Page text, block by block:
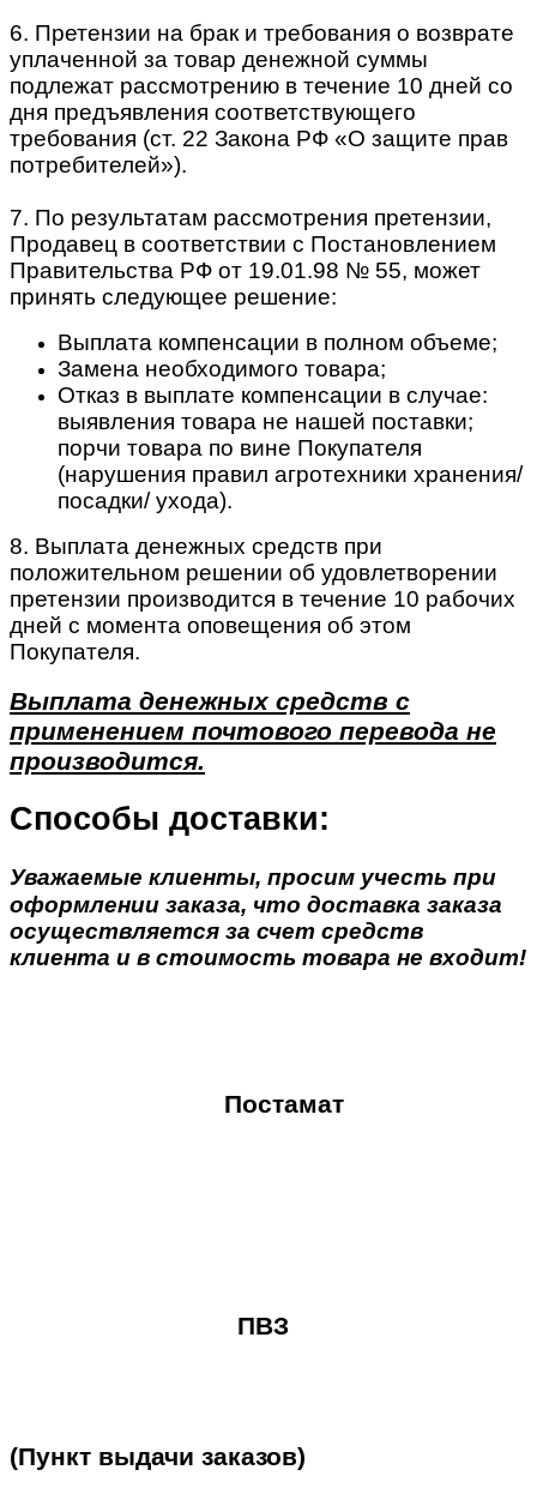
6. Претензии на брак и требования о возврате
уплаченной за товар денежной суммы
подлежат рассмотрению в течение 10 дней со
дня предъявления соответствующего
требования (ст. 22 Закона РФ «О защите прав
потребителей»).
7. По результатам рассмотрения претензии,
Продавец в соответствии с Постановлением
Правительства РФ от 19.01.98 № 55, может
принять следующее решение:
Выплата компенсации в полном объеме;
Замена необходимого товара;
Отказ в выплате компенсации в случае:
выявления товара не нашей поставки;
порчи товара по вине Покупателя
(нарушения правил агротехники хранения/
посадки/ ухода).
8. Выплата денежных средств при
положительном решении об удовлетворении
претензии производится в течение 10 рабочих
дней с момента оповещения об этом
Покупателя.
Выплата денежных средств с
применением почтового перевода не
производится.
Способы доставки:
Уважаемые клиенты, просим учесть при
оформлении заказа, что доставка заказа
осуществляется за счет средств
клиента и в стоимость товара не входит!
Постамат
ПВЗ
(Пункт выдачи заказов)